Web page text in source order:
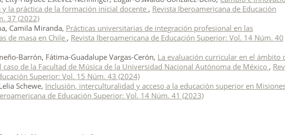
la práctica de la formación inicial docente , Revista Iberoamericana de Educación
37 (2022)
Camila Miranda, Prácticas universitarias de integración profesional en las
de masa en Chile , Revista Iberoamericana de Educación Superior: Vol. 14 Núm. 40
Barrón, Fátima-Guadalupe Vargas-Cerón, La evaluación curricular en el ámbito
caso de la Facultad de Música de la Universidad Nacional Autónoma de México ,
Superior: Vol. 15 Núm. 43 (2024)
Schewe, Inclusión, interculturalidad y acceso a la educación superior en
de Educación Superior: Vol. 14 Núm. 41 (2023)